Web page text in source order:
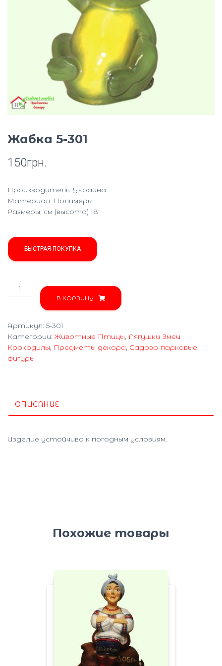
Жабка 5-301
150грн.
Производитель: Украина
Материал: Полимеры
Размеры, см (высота) 18
БЫСТРАЯ ПОКУПКА
Количество
товара
301
В КОРЗИНУ
Артикул: 5-301
Категории: Животные Птицы, Лягушки Змеи
Крокодилы, Предметы декора, Садово-парковые
фигуры
ОПИСАНИЕ
Изделие устойчиво к погодным условиям.
Похожие товары